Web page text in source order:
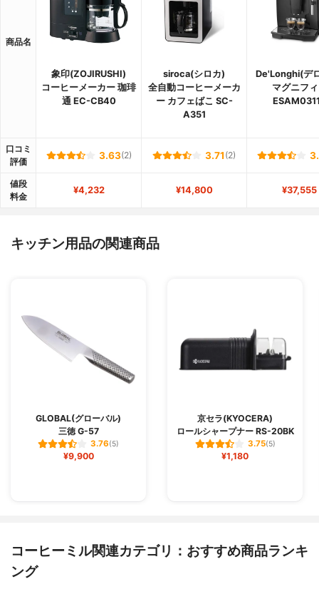
商品名
象印(ZOJIRUSHI)
コーヒーメーカー 珈琲
通 EC-CB40
siroca(シロカ)
全自動コーヒーメーカ
ー カフェばこ SC-
A351
De'Longhi(デ
マグニフ
口コミ
評価
3.63(2) 3.71 (2)
値段
料金
¥4,232 ¥14,800 ¥37,555
キッチン用品の関連商品
GLOBAL(グローバル)
三徳 G-57
3.76(5)
¥9,900
京セラ(KYOCERA)
ロールシャープナー RS-20BK
3.75(5)
¥1,180
コーヒーミル関連カテゴリ：おすすめ商品ランキ
ング